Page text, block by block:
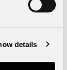
details
dörrlisterna så
som du